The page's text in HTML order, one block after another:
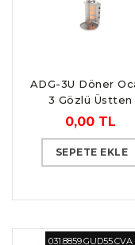
ADG-3U Döner
3 Gözlü Üstten
Motorlu
0,00 TL
SEPETE EKLE
031.8859.GUD55.CVA